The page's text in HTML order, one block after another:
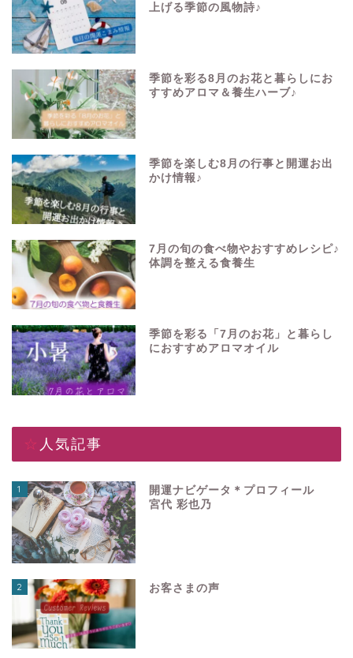
上げる季節の風物詩♪
季節を彩る8月のお花と暮らしにお
すすめアロマ＆養生ハーブ♪
季節を楽しむ8月の行事と開運お出
かけ情報♪
7月の旬の食べ物やおすすめレシピ♪
体調を整える食養生
季節を彩る「7月のお花」と暮らし
におすすめアロマオイル
☆人気記事
1
開運ナビゲータ＊プロフィール
宮代 彩也乃
2 お客さまの声